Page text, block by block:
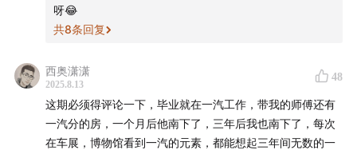
呀😂
共8条回复
西奥潇潇
2025.8.13
48
这期必须得评论一下，毕业就在一汽工作，带我的师傅还有
一汽分的房，一个月后他南下了，三年后我也南下了，每次
在车展，博物馆看到一汽的元素，都能想起三年间无数的一